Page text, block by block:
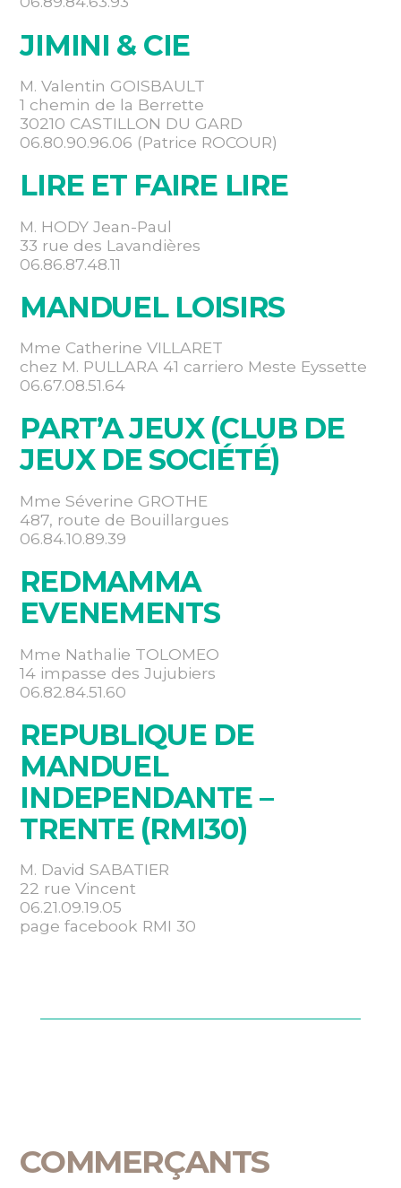
JIMINI & CIE
M. Valentin GOISBAULT
1 chemin de la Berrette
30210 CASTILLON DU GARD
06.80.90.96.06 (Patrice ROCOUR)
LIRE ET FAIRE LIRE
M. HODY Jean-Paul
33 rue des Lavandières
06.86.87.48.11
MANDUEL LOISIRS
Mme Catherine VILLARET
chez M. PULLARA 41 carriero Meste Eyssette
06.67.08.51.64
PART’A JEUX (CLUB DE
JEUX DE SOCIÉTÉ)
Mme Séverine GROTHE
487, route de Bouillargues
06.84.10.89.39
REDMAMMA
EVENEMENTS
Mme Nathalie TOLOMEO
14 impasse des Jujubiers
06.82.84.51.60
REPUBLIQUE DE
MANDUEL
INDEPENDANTE –
TRENTE (RMI30)
M. David SABATIER
22 rue Vincent
06.21.09.19.05
page facebook RMI 30
COMMERÇANTS